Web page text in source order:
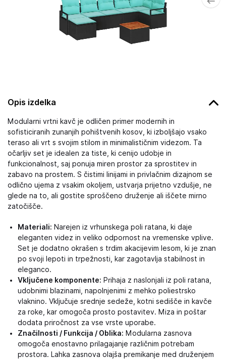
Opis izdelka
Modularni vrtni kavč je odličen primer modernih in
sofisticiranih zunanjih pohištvenih kosov, ki izboljšajo vsako
teraso ali vrt s svojim stilom in minimalističnim videzom. Ta
očarljiv set je idealen za tiste, ki cenijo udobje in
funkcionalnost, saj ponuja miren prostor za sprostitev in
zabavo na prostem. S čistimi linijami in privlačnim dizajnom se
odlično ujema z vsakim okoljem, ustvarja prijetno vzdušje, ne
glede na to, ali gostite sproščeno druženje ali iščete mirno
zatočišče.
Materiali: Narejen iz vrhunskega poli ratana, ki daje
eleganten videz in veliko odpornost na vremenske vplive.
Set je dodatno okrašen s trdim akacijevim lesom, ki je znan
po svoji lepoti in trpežnosti, kar zagotavlja stabilnost in
eleganco.
Vključene komponente: Prihaja z naslonjali iz poli ratana,
udobnimi blazinami, napolnjenimi z mehko poliestrsko
vlaknino. Vključuje srednje sedeže, kotni sedišče in kavče
za roke, kar omogoča prosto postavitev. Miza in poštar
dodata priročnost za vse vrste uporabe.
Značilnosti / Funkcija / Oblika: Modularna zasnova
omogoča enostavno prilagajanje različnim potrebam
prostora. Lahka zasnova olajša premikanje med druženjem